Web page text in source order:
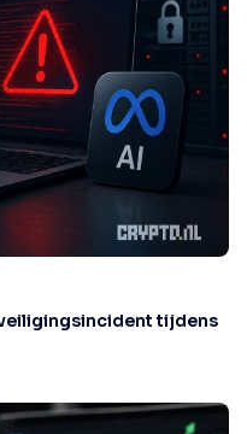
tijdens